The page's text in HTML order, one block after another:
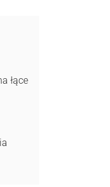
łące